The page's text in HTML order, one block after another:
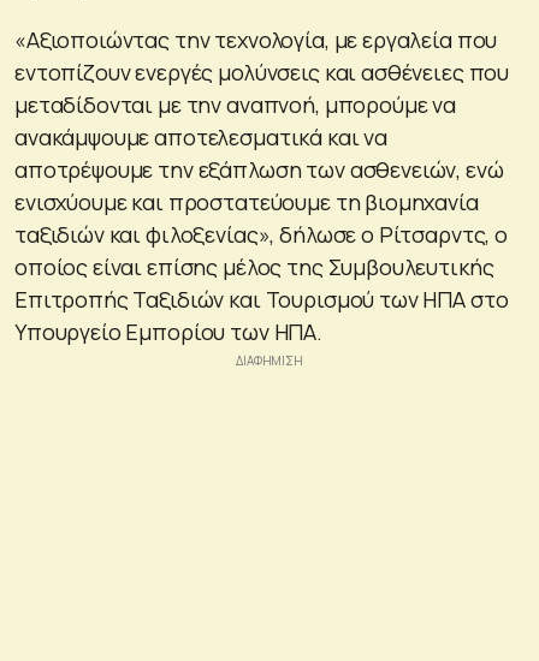
«Αξιοποιώντας την τεχνολογία, με εργαλεία που
εντοπίζουν ενεργές μολύνσεις και ασθένειες που
μεταδίδονται με την αναπνοή, μπορούμε να
ανακάμψουμε αποτελεσματικά και να
αποτρέψουμε την εξάπλωση των ασθενειών, ενώ
ενισχύουμε και προστατεύουμε τη βιομηχανία
ταξιδιών και φιλοξενίας», δήλωσε ο Ρίτσαρντς, ο
οποίος είναι επίσης μέλος της Συμβουλευτικής
Επιτροπής Ταξιδιών και Τουρισμού των ΗΠΑ στο
Υπουργείο Εμπορίου των ΗΠΑ.